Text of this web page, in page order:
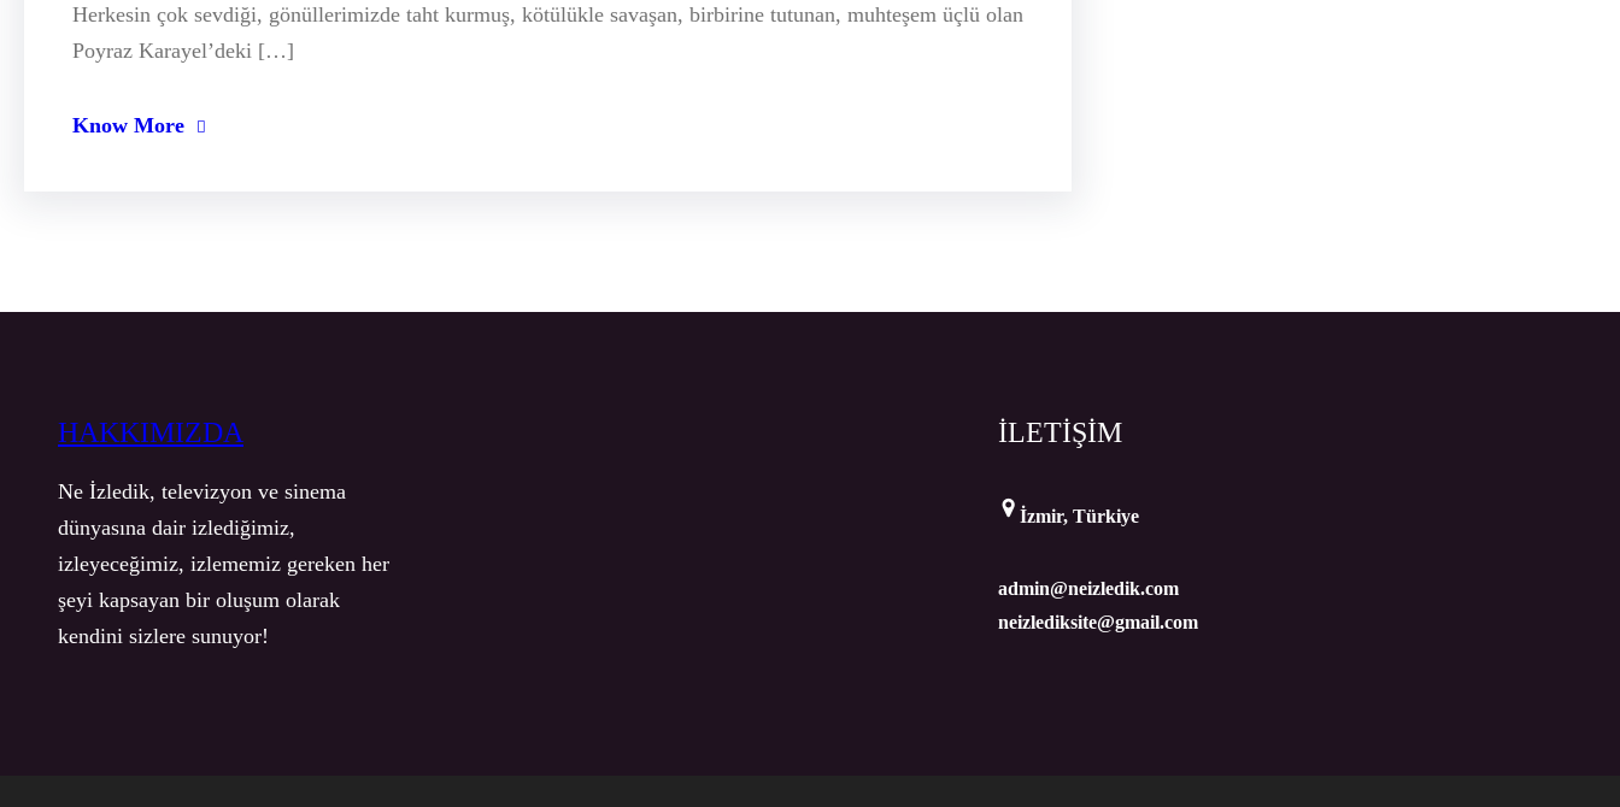
Herkesin çok sevdiği, gönüllerimizde taht kurmuş, kötülükle savaşan, birbirine tutunan, muhteşem üçlü olan
Poyraz Karayel’deki […]
Know More
HAKKIMIZDA
Ne İzledik, televizyon ve sinema
dünyasına dair izlediğimiz,
izleyeceğimiz, izlememiz gereken her
şeyi kapsayan bir oluşum olarak
kendini sizlere sunuyor!
İLETİŞİM
İzmir, Türkiye
admin@neizledik.com
neizlediksite@gmail.com